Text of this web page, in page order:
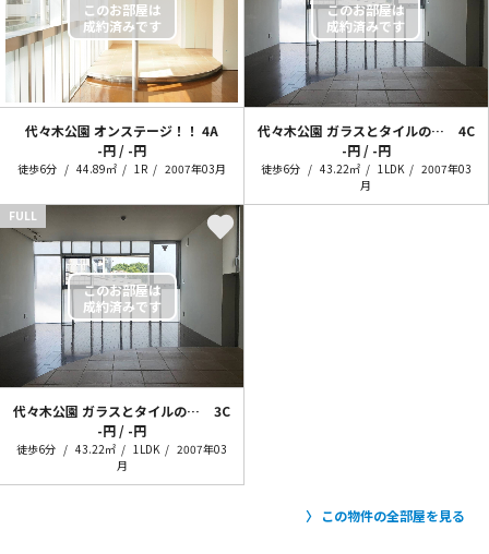
代々木公園 オンステージ！！ 4A
-円 / -円
徒歩6分 44.89㎡ 1R 2007年03月
代々木公園 ガラスとタイルのワンルーム
4C
-円 / -円
徒歩6分 43.22㎡ 1LDK
2007年03
月
FULL
代々木公園 ガラスとタイルのワンルーム
3C
-円 / -円
徒歩6分 43.22㎡ 1LDK
2007年03
月
この物件の全部屋を見る